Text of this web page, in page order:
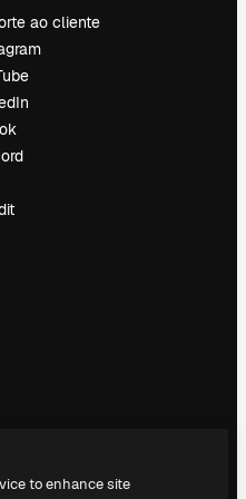
ao cliente
to enhance site